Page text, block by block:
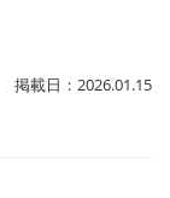
掲載日：2026.01.15